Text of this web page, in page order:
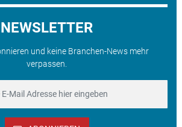
NEWSLETTER
und keine Branchen-News mehr
verpassen.